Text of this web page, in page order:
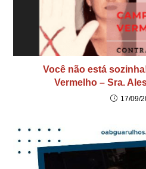
Você não está
Vermelho – Sra.
17/09/